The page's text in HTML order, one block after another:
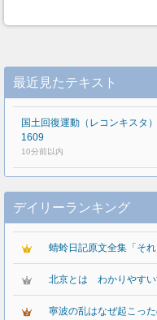
最近見たテキスト
国土回復運動（レコンキスタ
1609
10分前以内
デイリーランキング
蜻蛉日記原文全集「それ
北京とは わかりやすい
寧波の乱はなぜ起こっ